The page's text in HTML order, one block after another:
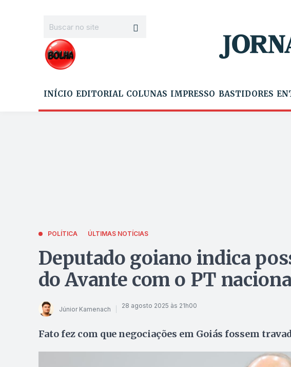
INÍCIO EDITORIAL COLUNAS IMPRESSO BASTIDORES
POLÍTICA ÚLTIMAS NOTÍCIAS
Deputado goiano indica
do Avante com o PT
Júnior Kamenach 28 agosto 2025 às 21h00
Fato fez com que negociações em Goiás fossem